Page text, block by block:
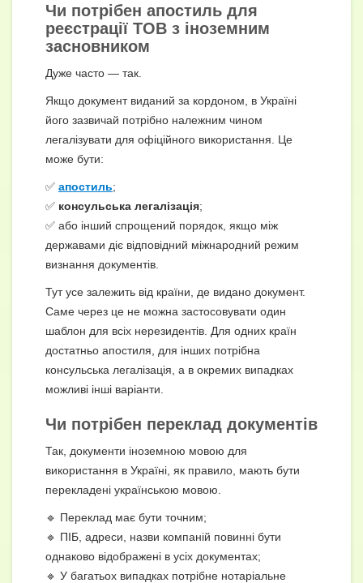
Чи потрібен апостиль для
реєстрації ТОВ з іноземним
засновником
Дуже часто — так.
Якщо документ виданий за кордоном, в Україні
його зазвичай потрібно належним чином
легалізувати для офіційного використання. Це
може бути:
✅ апостиль;
✅ консульська легалізація;
✅ або інший спрощений порядок, якщо між
державами діє відповідний міжнародний режим
визнання документів.
Тут усе залежить від країни, де видано документ.
Саме через це не можна застосовувати один
шаблон для всіх нерезидентів. Для одних країн
достатньо апостиля, для інших потрібна
консульська легалізація, а в окремих випадках
можливі інші варіанти.
Чи потрібен переклад документів
Так, документи іноземною мовою для
використання в Україні, як правило, мають бути
перекладені українською мовою.
🔹 Переклад має бути точним;
🔹 ПІБ, адреси, назви компаній повинні бути
однаково відображені в усіх документах;
🔹 У багатьох випадках потрібне нотаріальне